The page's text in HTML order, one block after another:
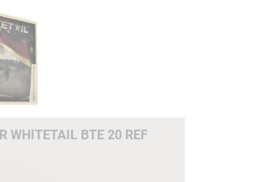
WHITETAIL BTE 20 REF